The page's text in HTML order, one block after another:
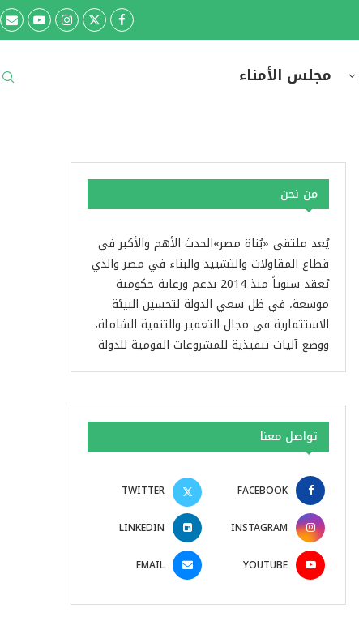
مجلس الأمناء
من نحن
يُعد ملتقى «بُناة مصر»الحدث الأهم والأكبر في
قطاع المقاولات والتشييد والبناء في مصر والذي
يُعقد سنوياً منذ 2014 بدعم ورعاية حكومية
موسعة، في ظل سعي الدولة لتحسين البيئة
الاستثمارية في مجال التعمير والتنمية الشاملة،
ووضع آليات تنفيذية للمشروعات القومية للدولة
تواصل معنا
FACEBOOK
TWITTER
INSTAGRAM
LINKEDIN
YOUTUBE
EMAIL